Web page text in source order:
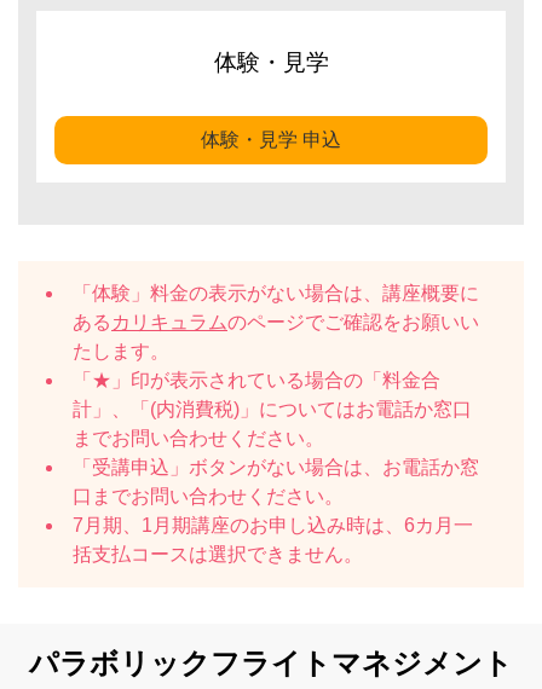
体験・見学
体験・見学 申込
「体験」料金の表示がない場合は、講座概要に
ある カリキュラムのページでご確認をお願いい
たします。
「★」印が表示されている場合の「料金合
計」、「(内消費税)」についてはお電話か窓口
までお問い合わせください。
「受講申込」ボタンがない場合は、お電話か窓
口までお問い合わせください。
7月期、1月期講座のお申し込み時は、6カ月一
括支払コースは選択できません。
パラボリックフライトマネジメント